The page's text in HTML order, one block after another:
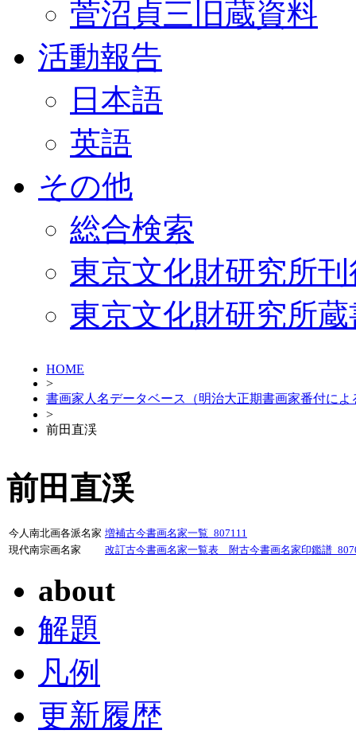
菅沼貞三旧蔵資料
活動報告
日本語
英語
その他
総合検索
東京文化財研究所
東京文化財研究所
HOME
>
書画家人名データベース（明治大正期書画家番付によ
>
前田直渓
前田直渓
今人南北画各派名家 増補古今書画名家一覧_807111
現代南宗画名家
改訂古今書画名家一覧表 附古今書画名家印鑑譜
about
解題
凡例
更新履歴